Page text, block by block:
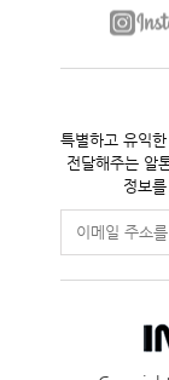
특별하고 유익
전달해주는 알
정보